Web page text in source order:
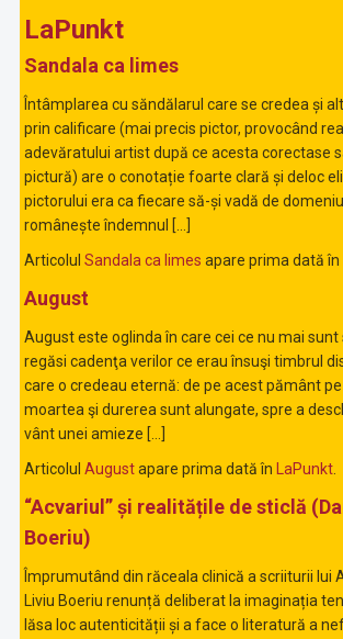
LaPunkt
Sandala ca limes
Întâmplarea cu săndălarul care se credea și
prin calificare (mai precis pictor, provocând
adevăratului artist după ce acesta corectase
pictură) are o conotație foarte clară și deloc
pictorului era ca fiecare să-și vadă de
românește îndemnul […]
Articolul Sandala ca limes apare prima dată în
August
August este oglinda în care cei ce nu mai sunt
regăsi cadenţa verilor ce erau însuşi timbrul
care o credeau eternă: de pe acest pământ
moartea şi durerea sunt alungate, spre a
vânt unei amieze […]
Articolul Augustapare prima dată în LaPunkt.
“Acvariul” și realitățile de sticlă
Boeriu)
Împrumutând din răceala clinică a scriiturii lui
Liviu Boeriu renunță deliberat la imaginația
lăsa loc autenticității și a face o literatură a